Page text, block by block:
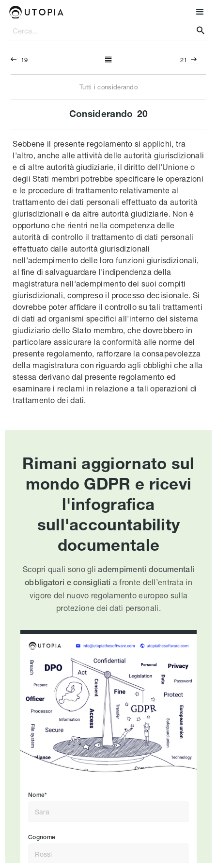

 19  21 
Tutti i considerando
Considerando 20
Sebbene il presente regolamento si applichi, tra
l'altro, anche alle attività delle autorità giurisdizionali
e di altre autorità giudiziarie, il diritto dell'Unione o
degli Stati membri potrebbe specificare le operazioni
e le procedure di trattamento relativamente al
trattamento dei dati personali effettuato da autorità
giurisdizionali e da altre autorità giudiziarie. Non è
opportuno che rientri nella competenza delle
autorità di controllo il trattamento di dati personali
effettuato dalle autorità giurisdizionali
nell'adempimento delle loro funzioni giurisdizionali,
al fine di salvaguardare l'indipendenza della
magistratura nell'adempimento dei suoi compiti
giurisdizionali, compreso il processo decisionale. Si
dovrebbe poter affidare il controllo su tali trattamenti
di dati ad organismi specifici all'interno del sistema
giudiziario dello Stato membro, che dovrebbero in
particolare assicurare la conformità alle norme del
presente regolamento, rafforzare la consapevolezza
della magistratura con riguardo agli obblighi che alla
stessa derivano dal presente regolamento ed
esaminare i reclami in relazione a tali operazioni di
trattamento dei dati.
Rimani aggiornato sul
mondo GDPR e ricevi
l'infografica
sull'accountability
documentale
Scopri quali sono gliadempimenti documentali
obbligatori e consigliati a fronte dell’entrata in
vigore del nuovo regolamento europeo sulla
protezione dei dati personali.
Nome*
Cognome